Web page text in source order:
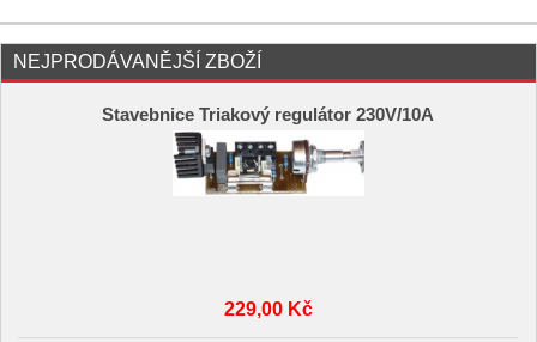
NEJPRODÁVANĚJŠÍ ZBOŽÍ
Stavebnice Triakový regulátor 230V/10A
229,00 Kč